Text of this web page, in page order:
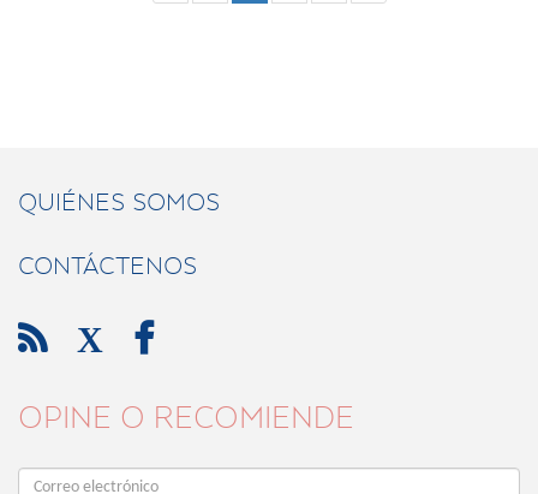
QUIÉNES SOMOS
CONTÁCTENOS
 X 
OPINE O RECOMIENDE